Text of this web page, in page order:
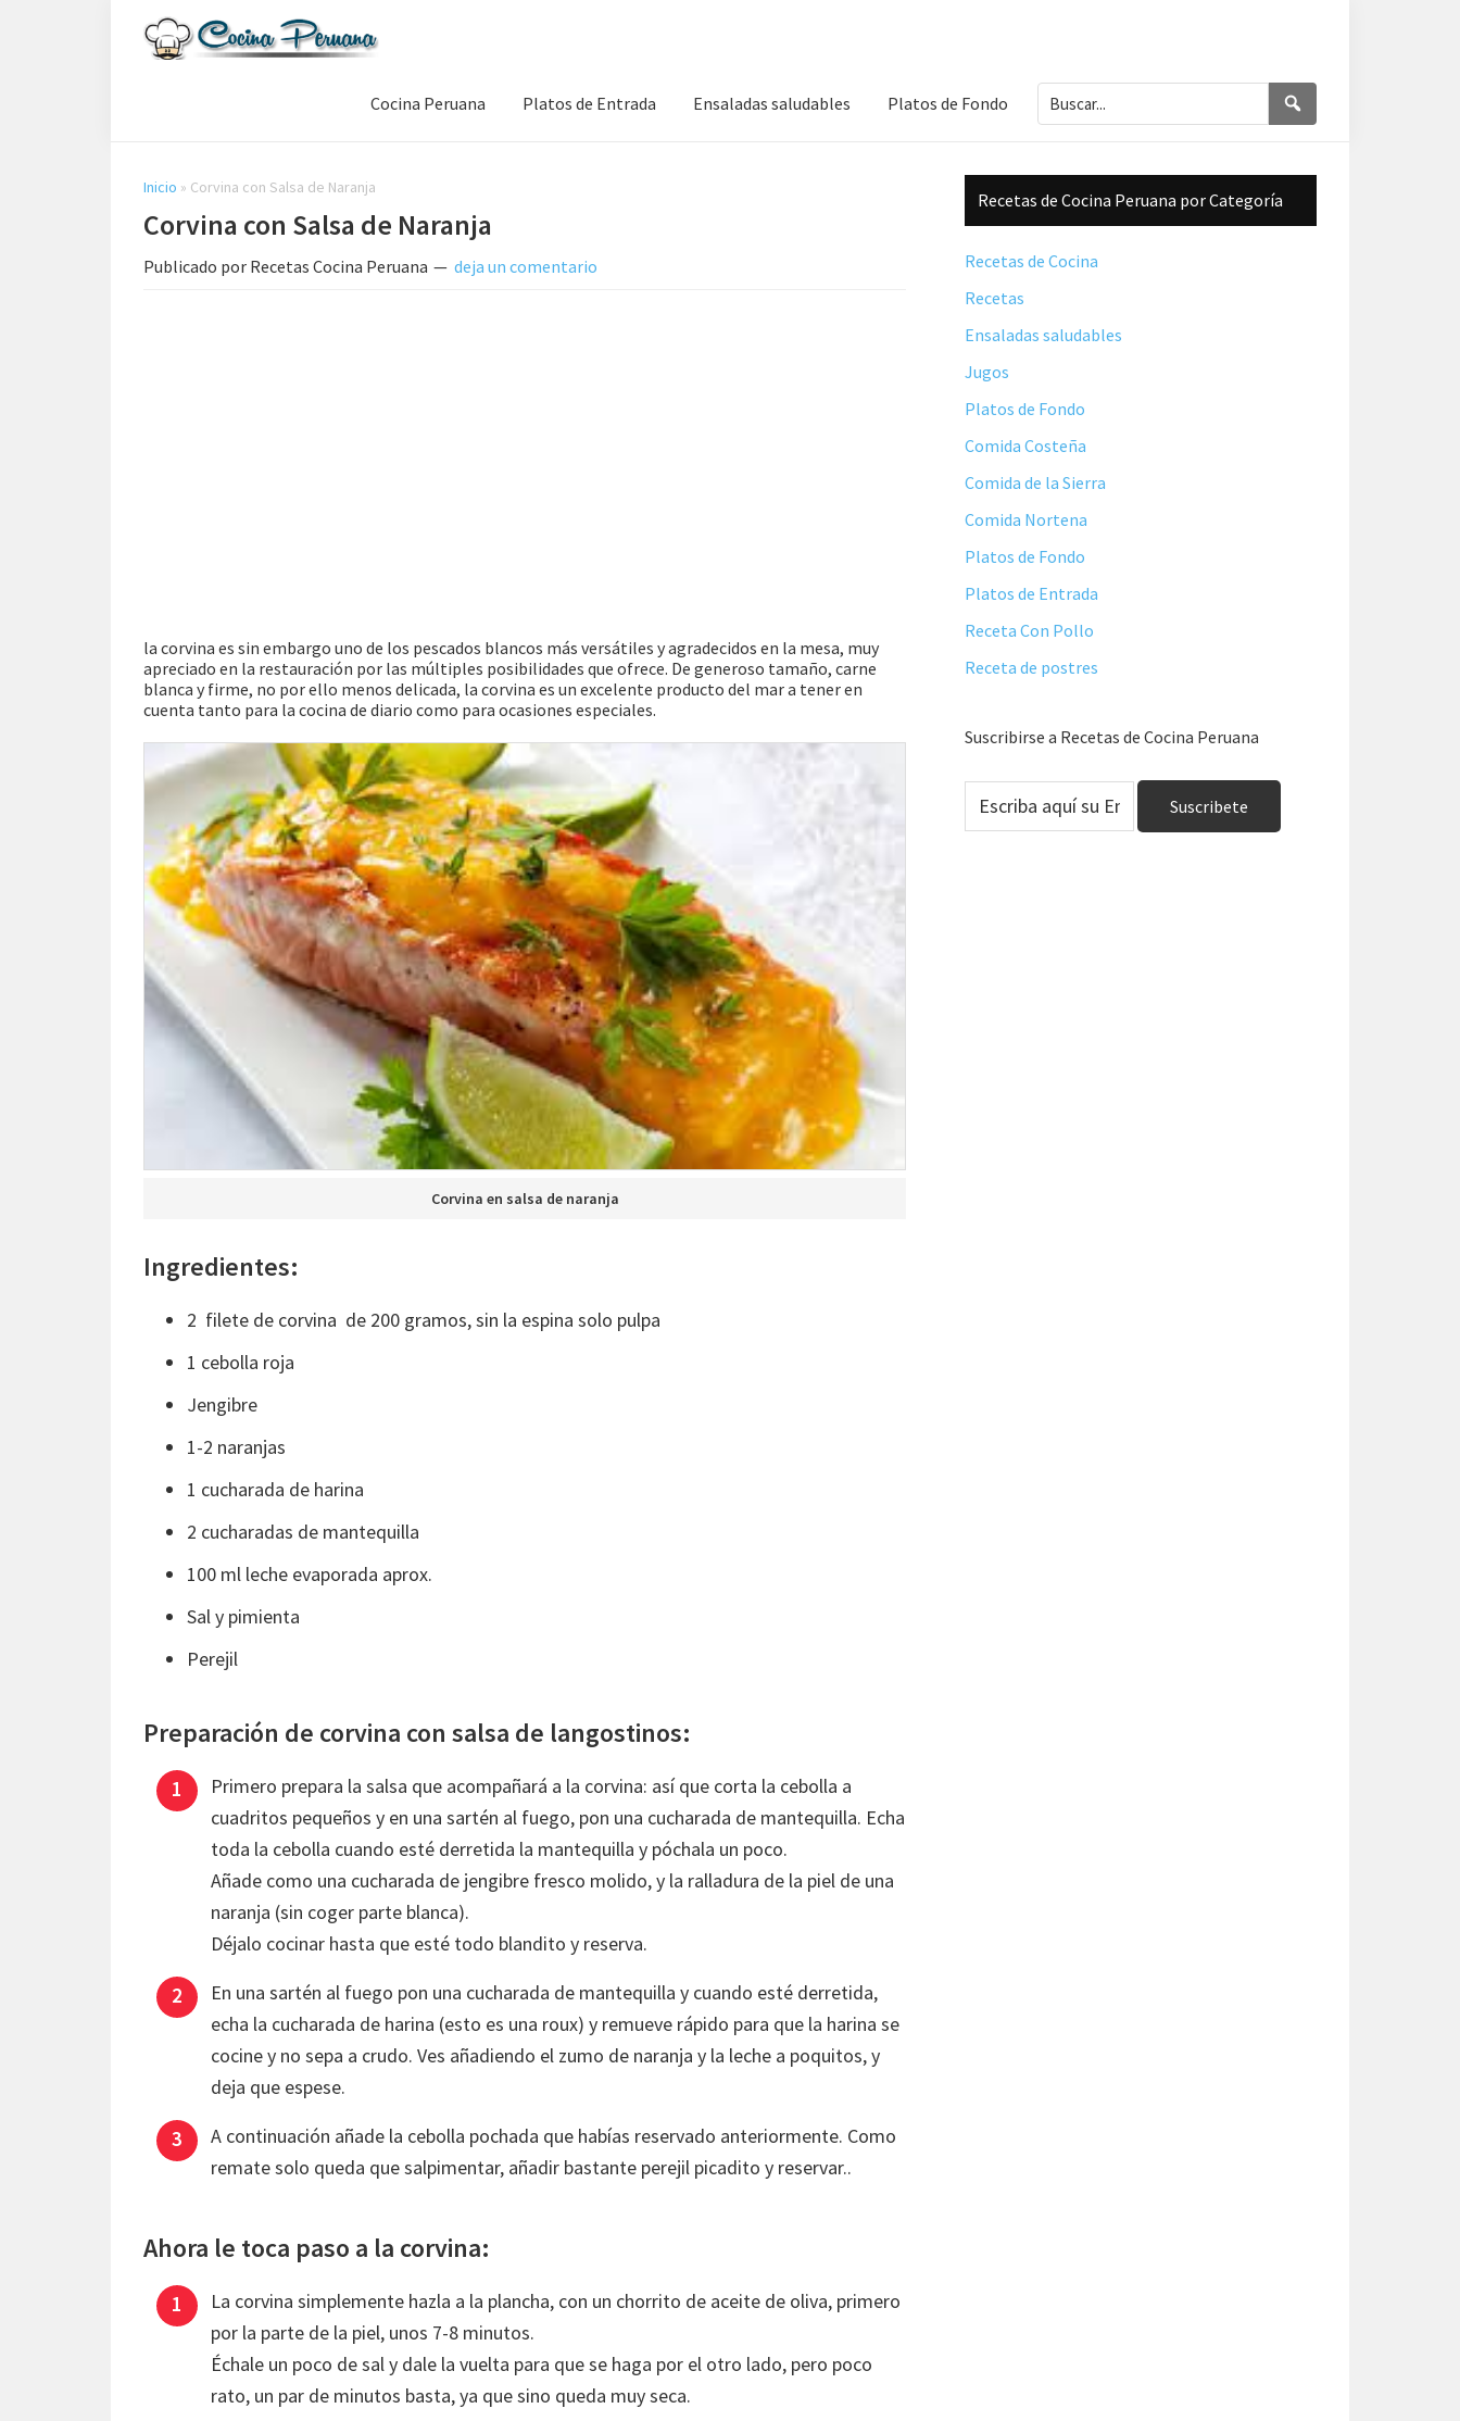
de
Comida
Peruana
Cocina Peruana Platos de Entrada Ensaladas saludables Platos de Fondo Buscar...
Inicio » Corvina con Salsa de Naranja
Corvina con Salsa de Naranja
Publicado por Recetas Cocina Peruana deja un comentario
la corvina es sin embargo uno de los pescados blancos más versátiles y agradecidos en la mesa, muy
apreciado en la restauración por las múltiples posibilidades que ofrece. De generoso tamaño, carne
blanca y firme, no por ello menos delicada, la corvina es un excelente producto del mar a tener en
cuenta tanto para la cocina de diario como para ocasiones especiales.
Corvina en salsa de naranja
Ingredientes:
2 filete de corvina de 200 gramos, sin la espina solo pulpa
1 cebolla roja
Jengibre
1-2 naranjas
1 cucharada de harina
2 cucharadas de mantequilla
100 ml leche evaporada aprox.
Sal y pimienta
Perejil
Preparación de corvina con salsa de langostinos:
Primero prepara la salsa que acompañará a la corvina: así que corta la cebolla a
cuadritos pequeños y en una sartén al fuego, pon una cucharada de mantequilla. Echa
toda la cebolla cuando esté derretida la mantequilla y póchala un poco.
Añade como una cucharada de jengibre fresco molido, y la ralladura de la piel de una
naranja (sin coger parte blanca).
Déjalo cocinar hasta que esté todo blandito y reserva.
En una sartén al fuego pon una cucharada de mantequilla y cuando esté derretida,
echa la cucharada de harina (esto es una roux) y remueve rápido para que la harina se
cocine y no sepa a crudo. Ves añadiendo el zumo de naranja y la leche a poquitos, y
deja que espese.
A continuación añade la cebolla pochada que habías reservado anteriormente. Como
remate solo queda que salpimentar, añadir bastante perejil picadito y reservar..
Ahora le toca paso a la corvina:
La corvina simplemente hazla a la plancha, con un chorrito de aceite de oliva, primero
por la parte de la piel, unos 7-8 minutos.
Échale un poco de sal y dale la vuelta para que se haga por el otro lado, pero poco
rato, un par de minutos basta, ya que sino queda muy seca.
Barra
lateral
principal
Recetas de Cocina Peruana por Categoría
Recetas de Cocina
Recetas
Ensaladas saludables
Jugos
Platos de Fondo
Comida Costeña
Comida de la Sierra
Comida Nortena
Platos de Fondo
Platos de Entrada
Receta Con Pollo
Receta de postres
Suscribirse a Recetas de Cocina Peruana